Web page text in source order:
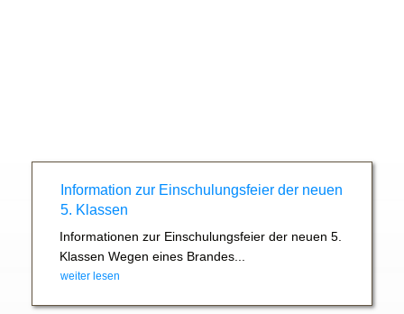
Information zur Einschulungsfeier der neuen
5. Klassen
Informationen zur Einschulungsfeier der neuen 5.
Klassen Wegen eines Brandes...
weiter lesen